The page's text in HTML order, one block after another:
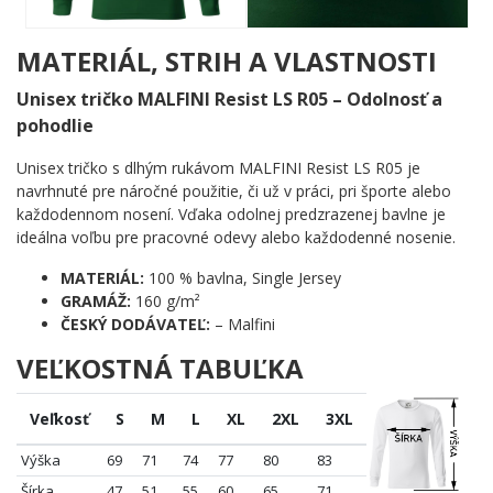
si z Londýna odviezli čo najviac zážitkov. Ak hľadáte inšpiráciu, ktoré miesta navštíviť,
tento menší zoznam londýnskych atrakcií a pamiatok vám určite vo vašom
holým nebom v jednom z 9-tich kráľovských parkov, ktoré Londýn má. Sú prístupné
MATERIÁL, STRIH A VLASTNOSTI
Unisex tričko MALFINI Resist LS R05 – Odolnosť a
pohodlie
Unisex tričko s dlhým rukávom MALFINI Resist LS R05 je
navrhnuté pre náročné použitie, či už v práci, pri športe alebo
každodennom nosení. Vďaka odolnej predzrazenej bavlne je
ideálna voľbu pre pracovné odevy alebo každodenné nosenie.
MATERIÁL: 100 % bavlna, Single Jersey
GRAMÁŽ: 160 g/m²
ČESKÝ DODÁVATEĽ: – Malfini
VEĽKOSTNÁ TABUĽKA
Veľkosť S M L XL 2XL 3XL
Výška 69 71 74 77 80
83